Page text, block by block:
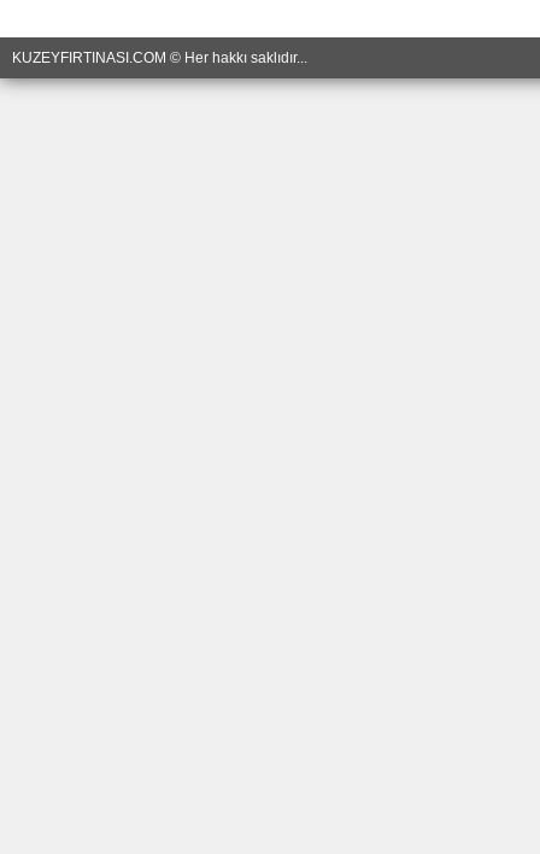
KUZEYFIRTINASI.COM © Her hakkı saklıdır...